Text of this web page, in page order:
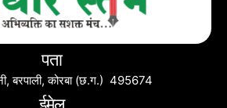
पता
बरपाली, कोरबा (छ.ग.) 495674